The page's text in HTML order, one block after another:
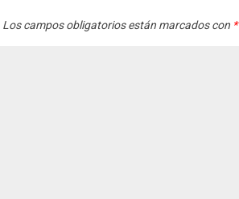
Los campos obligatorios están marcados con *